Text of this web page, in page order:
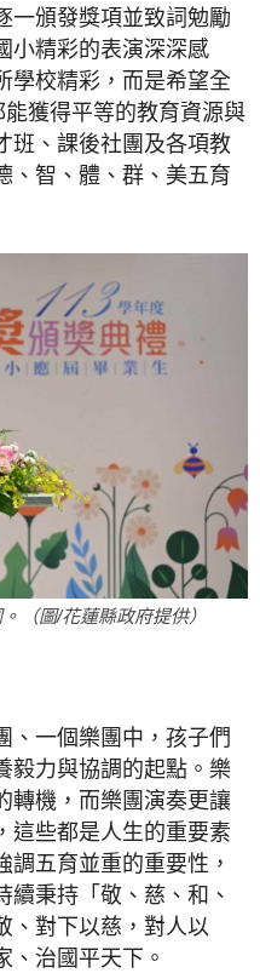
一頒發獎項並致詞勉勵
小精彩的表演深深感
學校精彩，而是希望全
獲得平等的教育資源與
班、課後社團及各項教
、智、體、群、美五育
（圖/花蓮縣政府提供）
、一個樂團中，孩子們
毅力與協調的起點。樂
轉機，而樂團演奏更讓
這些都是人生的重要素
五育並重的重要性，
秉持「敬、慈、和、
、對下以慈，對人以
、治國平天下。